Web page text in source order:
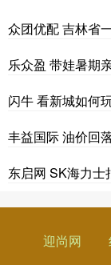
众团优配 吉林省
乐众盈 带娃暑期
闪牛 看新城如何
丰益国际 油价回
东启网 SK海力士
迎尚网